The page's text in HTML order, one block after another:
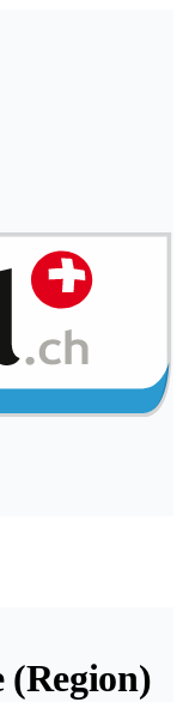
(Region)